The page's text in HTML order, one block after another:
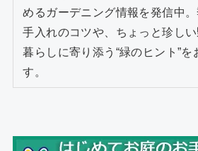
めるガーデニング情報を発信中
手入れのコツや、ちょっと珍しい
暮らしに寄り添う“緑のヒント”を
す。